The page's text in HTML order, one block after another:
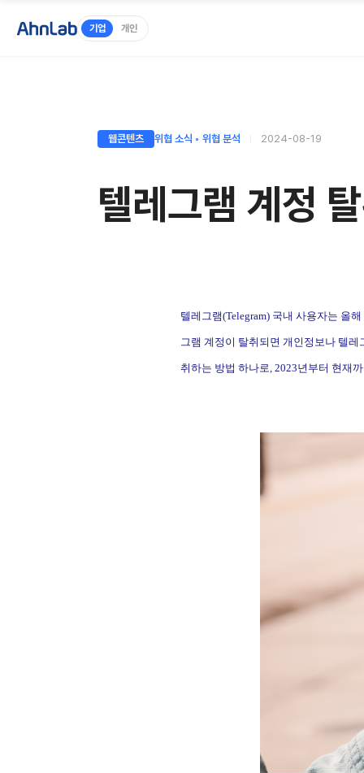
기업 개인
웹콘텐츠 위협 소식 ◦ 위협 분석 2024-08-19
텔레그램 계정
텔레그램(Telegram) 국내 사용자는 올해
그램 계정이 탈취되면 개인정보나 텔
취하는 방법 하나로, 2023년부터 현재